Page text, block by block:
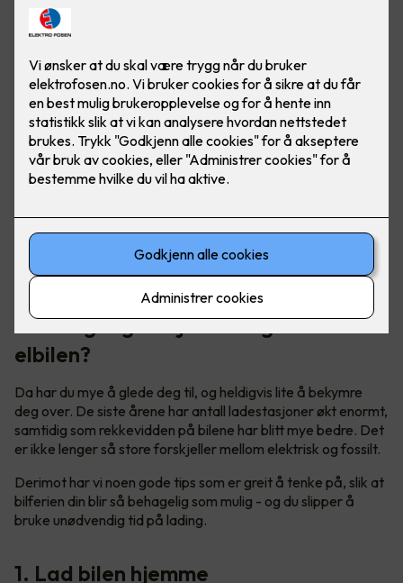
Skal du på norgesferie med elbil? Her er noen triks for å
forlenge rekkevidden, slik at du kan kjøre trollstigen uten
rekkeviddeangst.
Første gang du kjører langtur med
elbilen?
Da har du mye å glede deg til, og heldigvis lite å bekymre
deg over. De siste årene har antall ladestasjoner økt enormt,
samtidig som rekkevidden på bilene har blitt mye bedre. Det
er ikke lenger så store forskjeller mellom elektrisk og fossilt.
Derimot har vi noen gode tips som er greit å tenke på, slik at
bilferien din blir så behagelig som mulig - og du slipper å
bruke unødvendig tid på lading.
1. Lad bilen hjemme